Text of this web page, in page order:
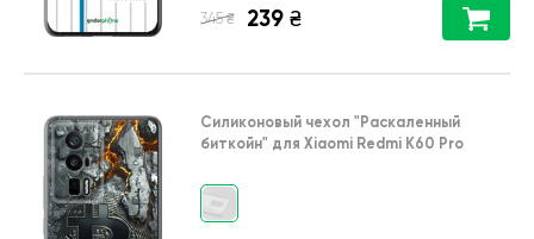
345 ₴ 239 ₴
Силиконовый чехол "Раскаленный
биткойн" для Xiaomi Redmi K60 Pro